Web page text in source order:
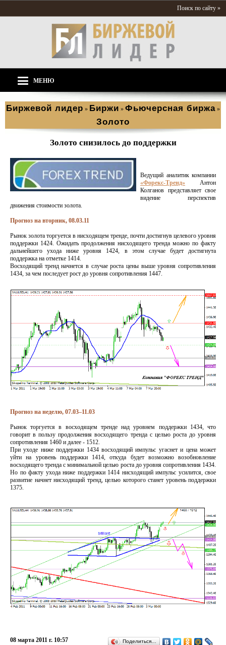
Поиск по сайту »
МЕНЮ
Биржевой лидер » Биржи » Фьючерсная биржа »
Золото
Золото снизилось до поддержки
Ведущий аналитик компании
«Форекс-Тренд» Антон
Колганов представляет свое
видение перспектив
движения стоимости золота.
Прогноз на вторник, 08.03.11
Рынок золота торгуется в нисходящем тренде, почти достигнув целевого уровня
поддержки 1424. Ожидать продолжения нисходящего тренда можно по факту
дальнейшего ухода ниже уровня 1424, в этом случае будет достигнута
поддержка на отметке 1414.
Восходящий тренд начнется в случае роста цены выше уровня сопротивления
1434, за чем последует рост до уровня сопротивления 1447.
Прогноз на неделю, 07.03–11.03
Рынок торгуется в восходящем тренде над уровнем поддержки 1434, что
говорит в пользу продолжения восходящего тренда с целью роста до уровня
сопротивления 1460 и далее - 1512.
При уходе ниже поддержки 1434 восходящий импульс угаснет и цена может
уйти на уровень поддержки 1414, откуда будет возможно возобновление
восходящего тренда с минимальной целью роста до уровня сопротивления 1434.
Но по факту ухода ниже поддержки 1414 нисходящий импульс усилится, свое
развитие начнет нисходящий тренд, целью которого станет уровень поддержки
1375.
08 марта 2011 г. 10:57 Поделиться…